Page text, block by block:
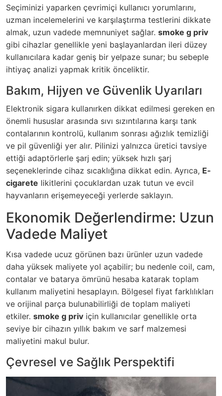
Seçiminizi yaparken çevrimiçi kullanıcı yorumlarını,
uzman incelemelerini ve karşılaştırma testlerini dikkate
almak, uzun vadede memnuniyet sağlar. smoke g priv
gibi cihazlar genellikle yeni başlayanlardan ileri düzey
kullanıcılara kadar geniş bir yelpaze sunar; bu sebeple
ihtiyaç analizi yapmak kritik önceliktir.
Bakım, Hijyen ve Güvenlik Uyarıları
Elektronik sigara kullanırken dikkat edilmesi gereken en
önemli hususlar arasında sıvı sızıntılarına karşı tank
contalarının kontrolü, kullanım sonrası ağızlık temizliği
ve pil güvenliği yer alır. Pilinizi yalnızca üretici tavsiye
ettiği adaptörlerle şarj edin; yüksek hızlı şarj
seçeneklerinde cihaz sıcaklığına dikkat edin. Ayrıca, E-
cigarete likitlerini çocuklardan uzak tutun ve evcil
hayvanların erişemeyeceği yerlerde saklayın.
Ekonomik Değerlendirme: Uzun
Vadede Maliyet
Kısa vadede ucuz görünen bazı ürünler uzun vadede
daha yüksek maliyete yol açabilir; bu nedenle coil, cam,
contalar ve batarya ömrünü hesaba katarak toplam
kullanım maliyetini hesaplayın. Bölgesel fiyat farklılıkları
ve orijinal parça bulunabilirliği de toplam maliyeti
etkiler. smoke g priv için kullanıcılar genellikle orta
seviye bir cihazın yıllık bakım ve sarf malzemesi
maliyetini makul bulur.
Çevresel ve Sağlık Perspektifi